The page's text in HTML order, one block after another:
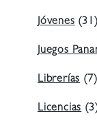
Jóvenes(31)
Juegos
Librerías(7)
Licencias